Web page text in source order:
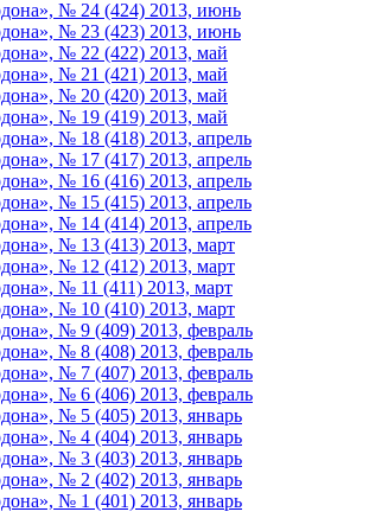
№ 24 (424) 2013, июнь
№ 23 (423) 2013, июнь
№ 22 (422) 2013, май
№ 21 (421) 2013, май
№ 20 (420) 2013, май
№ 19 (419) 2013, май
№ 18 (418) 2013, апрель
№ 17 (417) 2013, апрель
№ 16 (416) 2013, апрель
№ 15 (415) 2013, апрель
№ 14 (414) 2013, апрель
№ 13 (413) 2013, март
№ 12 (412) 2013, март
№ 11 (411) 2013, март
№ 10 (410) 2013, март
№ 9 (409) 2013, февраль
№ 8 (408) 2013, февраль
№ 7 (407) 2013, февраль
№ 6 (406) 2013, февраль
№ 5 (405) 2013, январь
№ 4 (404) 2013, январь
№ 3 (403) 2013, январь
№ 2 (402) 2013, январь
№ 1 (401) 2013, январь